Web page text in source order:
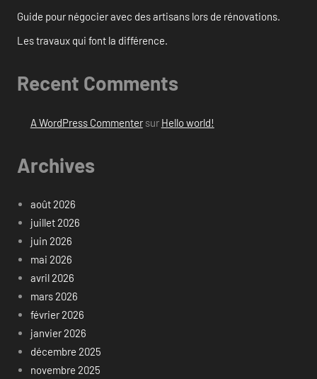
Guide pour négocier avec des artisans lors de rénovations.
Les travaux qui font la différence.
Recent Comments
A WordPress Commentersur Hello world!
Archives
août 2026
juillet 2026
juin 2026
mai 2026
avril 2026
mars 2026
février 2026
janvier 2026
décembre 2025
novembre 2025